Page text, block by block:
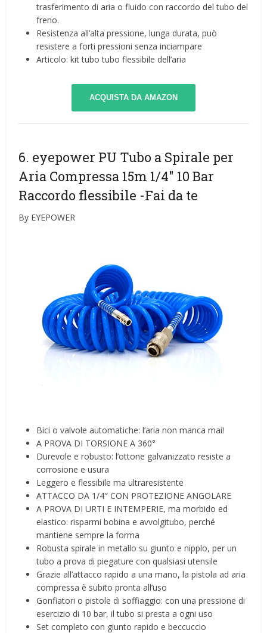
trasferimento di aria o fluido con raccordo del tubo del
freno.
Resistenza all’alta pressione, lunga durata, può
resistere a forti pressioni senza inciampare
Articolo: kit tubo tubo flessibile dell’aria
ACQUISTA DA AMAZON
6. eyepower PU Tubo a Spirale per
Aria Compressa 15m 1/4″ 10 Bar
Raccordo flessibile -Fai da te
By EYEPOWER
Bici o valvole automatiche: l’aria non manca mai!
A PROVA DI TORSIONE A 360°
Durevole e robusto: l’ottone galvanizzato resiste a
corrosione e usura
Leggero e flessibile ma ultraresistente
ATTACCO DA 1/4″ CON PROTEZIONE ANGOLARE
A PROVA DI URTI E INTEMPERIE, ma morbido ed
elastico: risparmi bobina e avvolgitubo, perché
mantiene sempre la forma
Robusta spirale in metallo su giunto e nipplo, per un
tubo a prova di piegature con qualsiasi utensile
Grazie all’attacco rapido a una mano, la pistola ad aria
compressa è subito pronta all’uso
Gonfiatori o pistole di soffiaggio: con una pressione di
esercizio di 10 bar, il tubo si presta a ogni uso
Set completo con giunto rapido e beccuccio